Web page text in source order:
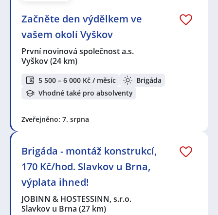
Začněte den výdělkem ve
vašem okolí Vyškov
První novinová společnost a.s.
Vyškov(24 km)
5 500 – 6 000 Kč / měsíc
Brigáda
Vhodné také pro absolventy
Zveřejněno: 7. srpna
Brigáda - montáž konstrukcí,
170 Kč/hod. Slavkov u Brna,
výplata ihned!
JOBINN & HOSTESSINN, s.r.o.
Slavkov u Brna (27 km)